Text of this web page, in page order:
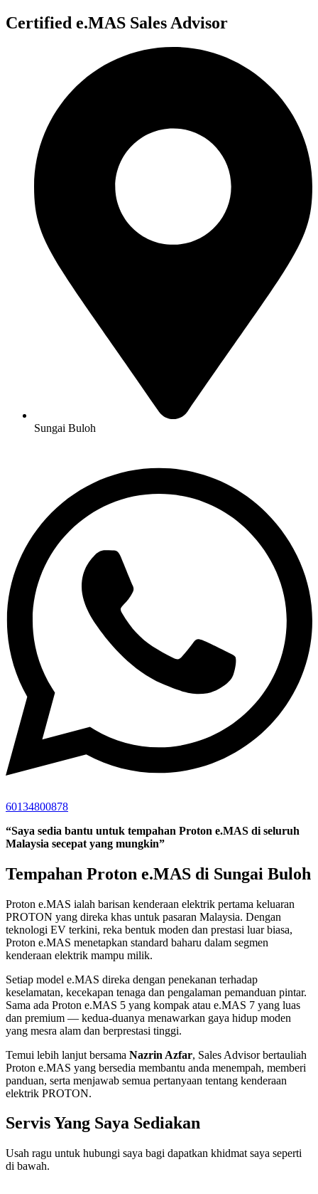
Certified e.MAS Sales Advisor
Sungai Buloh
60134800878
“Saya sedia bantu untuk tempahan Proton e.MAS di seluruh
Malaysia secepat yang mungkin”
Tempahan Proton e.MAS di Sungai Buloh
Proton e.MAS ialah barisan kenderaan elektrik pertama keluaran
PROTON yang direka khas untuk pasaran Malaysia. Dengan
teknologi EV terkini, reka bentuk moden dan prestasi luar biasa,
Proton e.MAS menetapkan standard baharu dalam segmen
kenderaan elektrik mampu milik.
Setiap model e.MAS direka dengan penekanan terhadap
keselamatan, kecekapan tenaga dan pengalaman pemanduan pintar.
Sama ada Proton e.MAS 5 yang kompak atau e.MAS 7 yang luas
dan premium — kedua-duanya menawarkan gaya hidup moden
yang mesra alam dan berprestasi tinggi.
Temui lebih lanjut bersama Nazrin Azfar, Sales Advisor bertauliah
Proton e.MAS yang bersedia membantu anda menempah, memberi
panduan, serta menjawab semua pertanyaan tentang kenderaan
elektrik PROTON.
Servis Yang Saya Sediakan
Usah ragu untuk hubungi saya bagi dapatkan khidmat saya seperti
di bawah.